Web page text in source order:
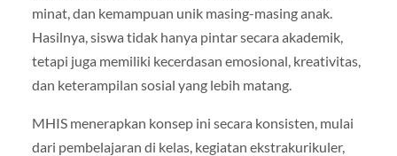
minat, dan kemampuan unik masing-masing anak.
Hasilnya, siswa tidak hanya pintar secara akademik,
tetapi juga memiliki kecerdasan emosional, kreativitas,
dan keterampilan sosial yang lebih matang.
MHIS menerapkan konsep ini secara konsisten, mulai
dari pembelajaran di kelas, kegiatan ekstrakurikuler,